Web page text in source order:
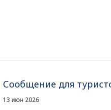
Сообщение для
13 июн 2026